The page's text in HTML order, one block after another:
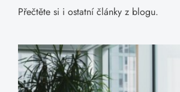
Přečtěte si i ostatní články z blogu.